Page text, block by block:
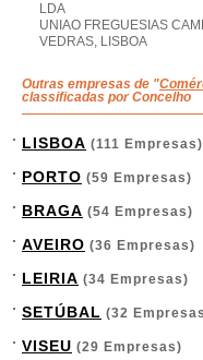
LDA
UNIAO FREGUESIAS
VEDRAS, LISBOA
Outras empresas de "
classificadas por Concelho
LISBOA (111 Empresas)
PORTO (59 Empresas)
BRAGA (54 Empresas)
AVEIRO (36 Empresas)
LEIRIA (34 Empresas)
SETÚBAL (32
VISEU (29 Empresas)